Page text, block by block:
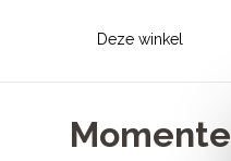
Deze winkel